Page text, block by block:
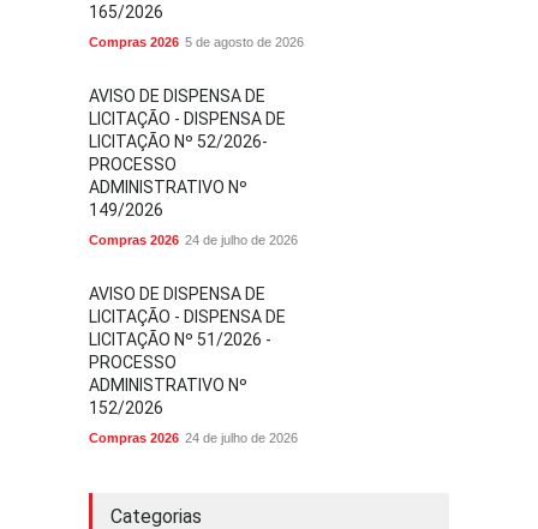
165/2026
Compras 2026 5 de agosto de 2026
AVISO DE DISPENSA DE
LICITAÇÃO - DISPENSA DE
LICITAÇÃO Nº 52/2026-
PROCESSO
ADMINISTRATIVO Nº
149/2026
Compras 2026 24 de julho de 2026
AVISO DE DISPENSA DE
LICITAÇÃO - DISPENSA DE
LICITAÇÃO Nº 51/2026 -
PROCESSO
ADMINISTRATIVO Nº
152/2026
Compras 2026 24 de julho de 2026
Categorias